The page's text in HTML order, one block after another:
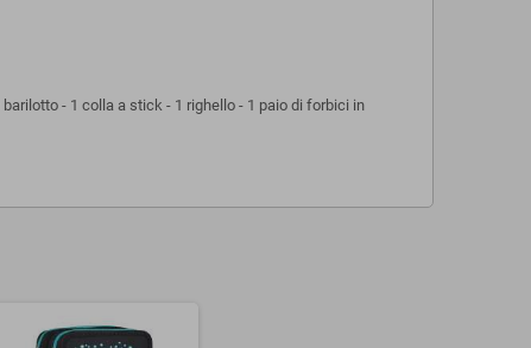
- 1 colla a stick - 1 righello - 1 paio di forbici in